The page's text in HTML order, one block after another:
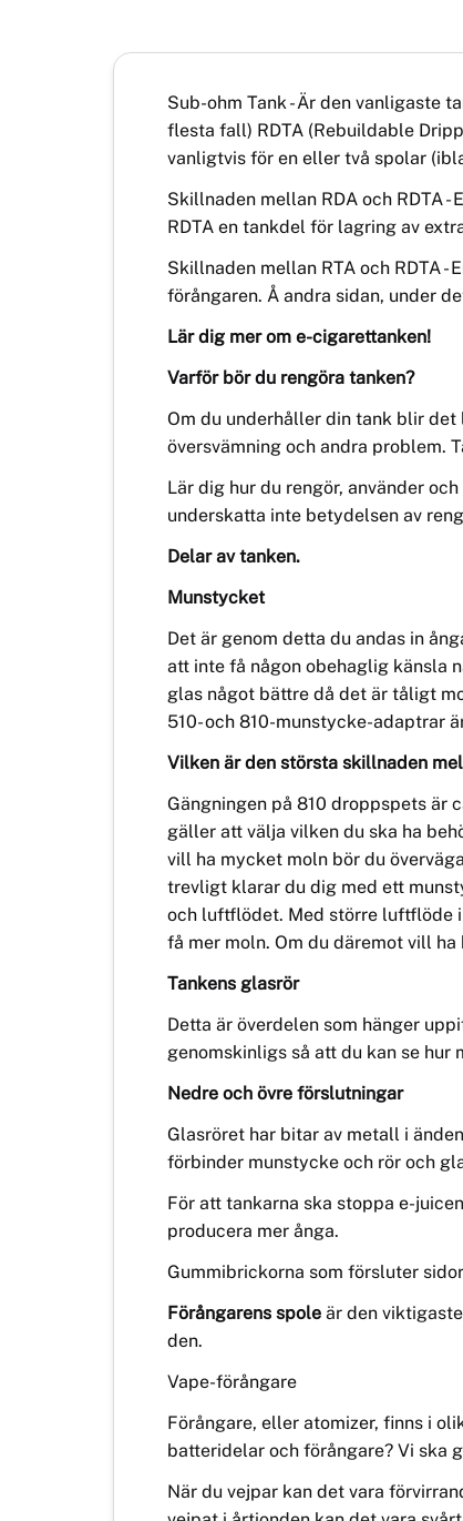
Sub-ohm Tank - Är den vanligaste
flesta fall) RDTA (Rebuildable
vanligtvis för en eller två spolar
Skillnaden mellan RDA och RDTA
RDTA en tankdel för lagring av
Skillnaden mellan RTA och RDTA -
förångaren. Å andra sidan, under
Lär dig mer om e-cigarettanken!
Varför bördu rengöra tanken?
Om du underhåller din tank blir
översvämning och andra problem.
Lär dig hur du rengör, använder
underskatta inte betydelsen av
Delar av tanken.
Munstycket
Det är genom detta du andas in
att inte få någon obehaglig känsla
glas något bättre då det är tåligt
510-och 810-munstycke-adaptrar
Vilken är den största skillnaden
Gängningen på 810 droppspets är
gäller att välja vilken du ska ha
vill ha mycket moln bör du
trevligt klarar du dig med ett
och luftflödet. Med större luftflöde
få mer moln. Om du däremot vill
Tankens glasrör
Detta är överdelen som hänger
genomskinligs så att du kan se hur
Nedre och övre förslutningar
Glasröret har bitar av metall i
förbinder munstycke och rör och
För att tankarna ska stoppa e-juice
producera mer ånga.
Gummibrickorna som försluter
Förångarens spole är den
den.
Vape-förångare
Förångare, eller atomizer, finns i
batteridelar och förångare? Vi ska
När du vejpar kan det vara